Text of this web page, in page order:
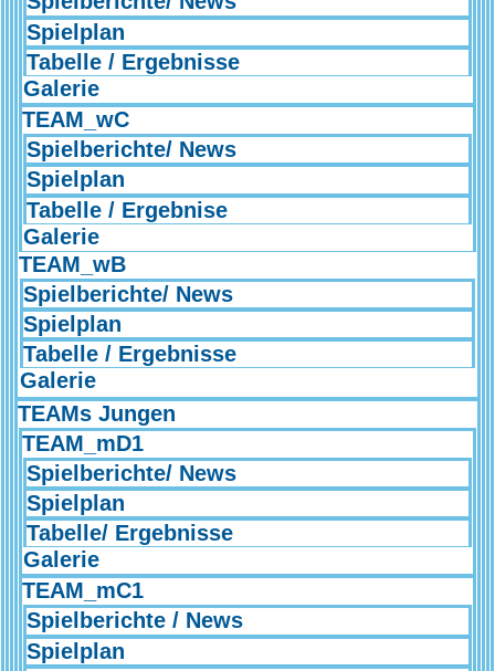
Spielplan
Tabelle / Ergebnisse
Galerie
TEAM_wC
Spielberichte/ News
Spielplan
Tabelle / Ergebnise
Galerie
TEAM_wB
Spielberichte/ News
Spielplan
Tabelle / Ergebnisse
Galerie
TEAMs Jungen
TEAM_mD1
Spielberichte/ News
Spielplan
Tabelle/ Ergebnisse
Galerie
TEAM_mC1
Spielberichte / News
Spielplan